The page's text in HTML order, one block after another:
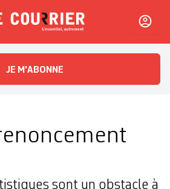
L'essentiel, autrement
JE M'ABONNE
sont un obstacle à